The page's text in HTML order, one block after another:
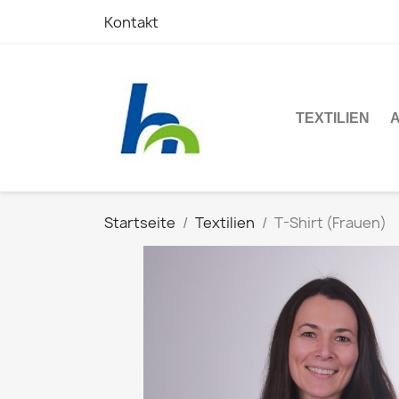
Kontakt
TEXTILIEN
Startseite Textilien T-Shirt (Frauen)